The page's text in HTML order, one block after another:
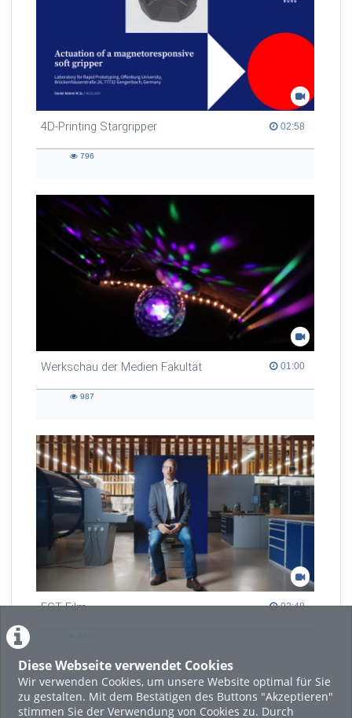
Diese Webseite verwendet Cookies
Wir verwenden Cookies, um unsere Website optimal für Sie
zu gestalten. Mit dem Bestätigen des Buttons "Akzeptieren"
stimmen Sie der Verwendung von Cookies zu. Durch
4D-Printing Stargripper 02:58
02:58 duration
796
Werkschau der Medien Fakultät 01:00
01:00 duration
987
EGT Film 02:48
02:48 duration
2286